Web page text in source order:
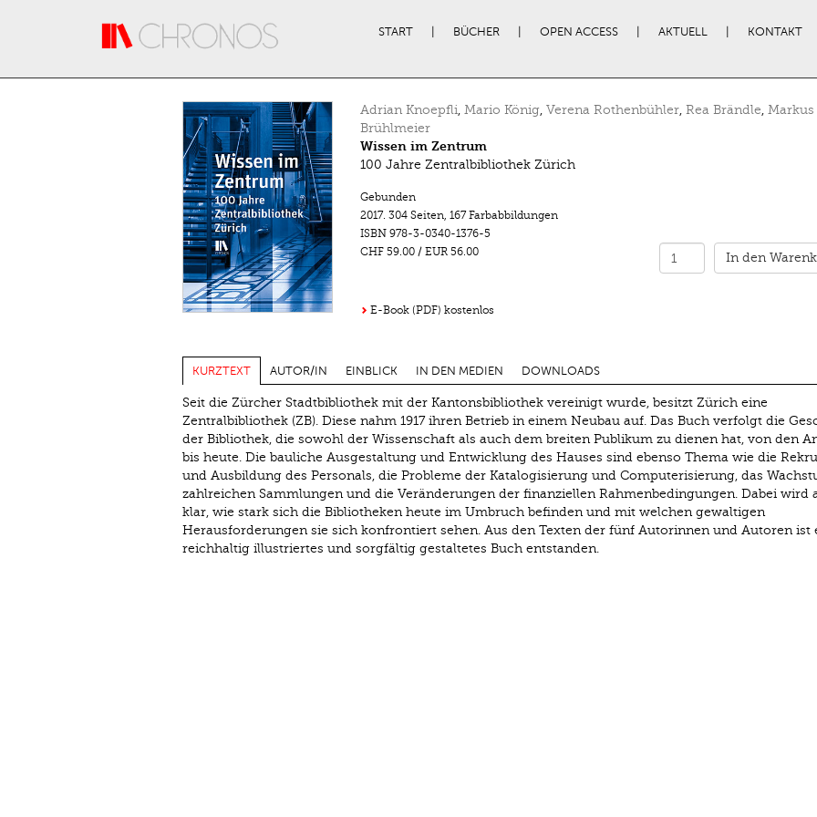
START BÜCHER OPEN ACCESS AKTUELL KONTAKT
Adrian Knoepfli, Mario König, Verena Rothenbühler, Rea Brändle, Markus
Brühlmeier
Wissen im Zentrum
100 Jahre Zentralbibliothek Zürich
Gebunden
2017. 304 Seiten, 167 Farbabbildungen
ISBN 978-3-0340-1376-5
CHF 59.00/ EUR 56.00 In den
E-Book (PDF) kostenlos
KURZTEXT AUTOR/IN EINBLICK IN DEN MEDIEN DOWNLOADS
Seit die Zürcher Stadtbibliothek mit der Kantonsbibliothek vereinigt wurde, besitzt Zürich eine
Zentralbibliothek (ZB). Diese nahm 1917 ihren Betrieb in einem Neubau auf. Das Buch verfolgt die
der Bibliothek, die sowohl der Wissenschaft als auch dem breiten Publikum zu dienen hat, von den
bis heute. Die bauliche Ausgestaltung und Entwicklung des Hauses sind ebenso Thema wie die
und Ausbildung des Personals, die Probleme der Katalogisierung und Computerisierung, das
zahlreichen Sammlungen und die Veränderungen der finanziellen Rahmenbedingungen. Dabei wird
klar, wie stark sich die Bibliotheken heute im Umbruch befinden und mit welchen gewaltigen
Herausforderungen sie sich konfrontiert sehen. Aus den Texten der fünf Autorinnen und Autoren ist
reichhaltig illustriertes und sorgfältig gestaltetes Buch entstanden.